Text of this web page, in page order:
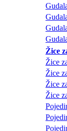
Žice
Žice
Žice
Žice
Žice